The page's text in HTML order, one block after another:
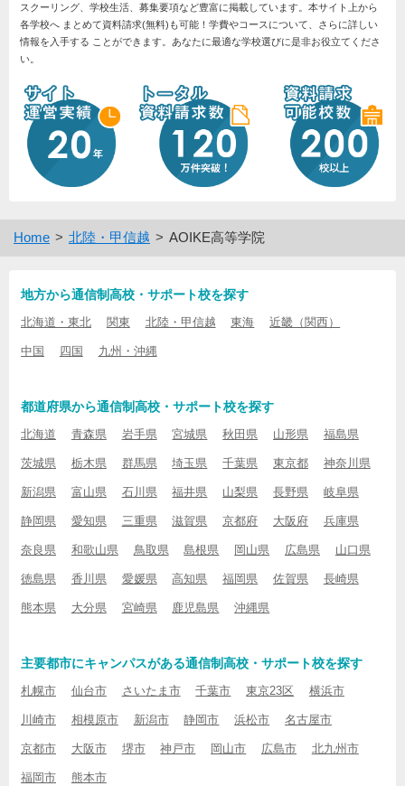
スクーリング、学校生活、募集要項など豊富に掲載しています。本サイト上から
各学校へ まとめて資料請求(無料)も可能！学費やコースについて、さらに詳しい
情報を入手する ことができます。あなたに最適な学校選びに是非お役立てくださ
い。
Home 北陸・甲信越 AOIKE高等学院
地方から通信制高校・サポート校を探す
北海道・東北 関東 北陸・甲信越 東海 近畿（関西）
中国 四国 九州・沖縄
都道府県から通信制高校・サポート校を探す
北海道 青森県 岩手県 宮城県 秋田県 山形県 福島県
茨城県 栃木県 群馬県 埼玉県 千葉県 東京都 神奈川県
新潟県 富山県 石川県 福井県 山梨県 長野県 岐阜県
静岡県 愛知県 三重県 滋賀県 京都府 大阪府 兵庫県
奈良県 和歌山県 鳥取県 島根県 岡山県 広島県 山口県
徳島県 香川県 愛媛県 高知県 福岡県 佐賀県 長崎県
熊本県 大分県 宮崎県 鹿児島県 沖縄県
主要都市にキャンパスがある通信制高校・サポート校を探す
札幌市 仙台市 さいたま市 千葉市 東京23区 横浜市
川崎市 相模原市 新潟市 静岡市 浜松市 名古屋市
京都市 大阪市 堺市 神戸市 岡山市 広島市 北九州市
福岡市 熊本市